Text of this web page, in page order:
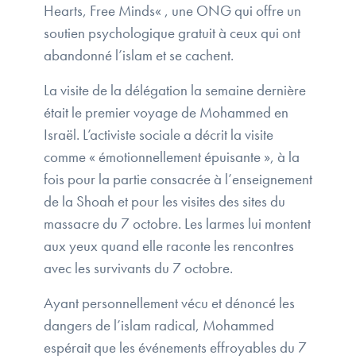
Hearts, Free Minds« , une ONG qui offre un
soutien psychologique gratuit à ceux qui ont
abandonné l’islam et se cachent.
La visite de la délégation la semaine dernière
était le premier voyage de Mohammed en
Israël. L’activiste sociale a décrit la visite
comme « émotionnellement épuisante », à la
fois pour la partie consacrée à l’enseignement
de la Shoah et pour les visites des sites du
massacre du 7 octobre. Les larmes lui montent
aux yeux quand elle raconte les rencontres
avec les survivants du 7 octobre.
Ayant personnellement vécu et dénoncé les
dangers de l’islam radical, Mohammed
espérait que les événements effroyables du 7